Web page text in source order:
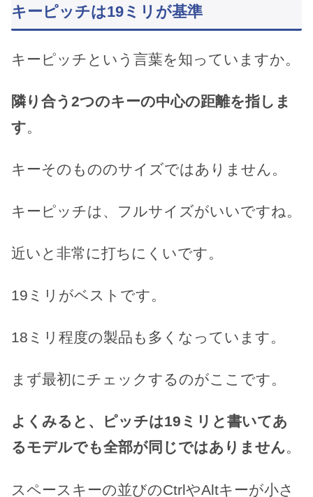
キーピッチは19ミリが基準
キーピッチという言葉を知っていますか。
隣り合う2つのキーの中心の距離を指しま
す。
キーそのもののサイズではありません。
キーピッチは、フルサイズがいいですね。
近いと非常に打ちにくいです。
19ミリがベストです。
18ミリ程度の製品も多くなっています。
まず最初にチェックするのがここです。
よくみると、ピッチは19ミリと書いてあ
るモデルでも全部が同じではありません。
スペースキーの並びのCtrlやAltキーが小さ